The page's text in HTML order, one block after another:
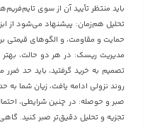
باید منتظر تأیید آن از سوی
تحلیل هم‌زمان: پیشنهاد می‌شود از
حمایت و مقاومت، و الگوهای قیمتی
مدیریت ریسک: در هر دو حالت،
تصمیم به خرید گرفتید، باید حد
روند نزولی ادامه یافت، زیان شما به
صبر و حوصله: در چنین شرایطی،
تجزیه و تحلیل دقیق‌تر صبر کنید.